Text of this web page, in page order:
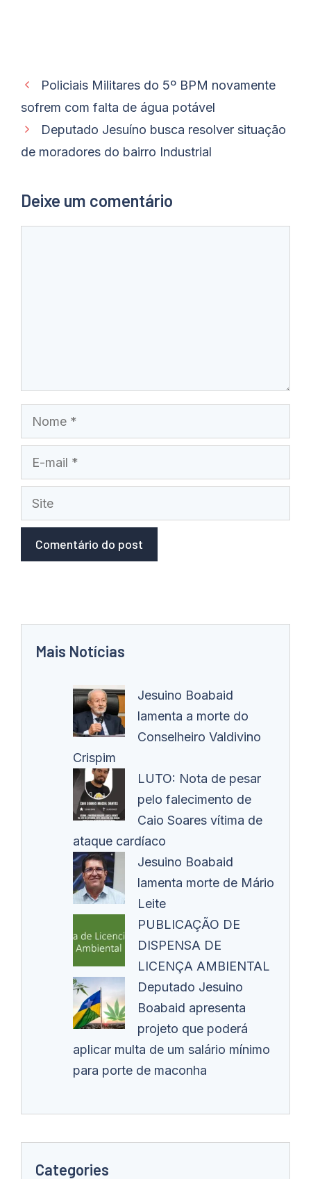
Policiais Militares do 5º BPM novamente
sofrem com falta de água potável
Deputado Jesuíno busca resolver situação
de moradores do bairro Industrial
Deixe um comentário
Nome
mail
Site
Mais Notícias
Jesuino Boabaid
lamenta a morte do
Conselheiro Valdivino
Crispim
LUTO: Nota de pesar
pelo falecimento de
Caio Soares vítima de
ataque cardíaco
Jesuino Boabaid
lamenta morte de Mário
Leite
PUBLICAÇÃO DE
DISPENSA DE
LICENÇA AMBIENTAL
Deputado Jesuino
Boabaid apresenta
projeto que poderá
aplicar multa de um salário mínimo
para porte de maconha
Categories